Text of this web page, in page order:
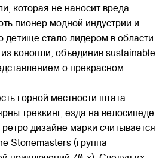
которая не наносит вреда
пионер модной индустрии и
детище стало лидером в области
конопли, объединив sustainable
о прекрасном.
горной местности штата
треккинг, езда на велосипеде
дизайне марки считывается
Stonemasters (группа